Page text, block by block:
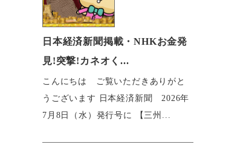
日本経済新聞掲載・NHKお金発
見!突撃!カネオく...
こんにちは ご覧いただきありがと
うございます 日本経済新聞 2026年
7月8日（水）発行号に 【三州...